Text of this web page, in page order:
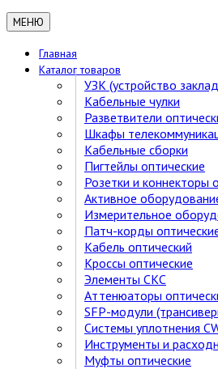
МЕНЮ
Главная
Каталог товаров
УЗК (устройство
Кабельные чулки
Разветвители
Шкафы
Кабельные сборки
Пигтейлы оптические
Розетки и коннекторы
Активное
Измерительное
Патч-корды
Кабель оптический
Кроссы оптические
Элементы СКС
Аттенюаторы
SFP-модули
Cистемы уплотнения
Инструменты и
Муфты оптические